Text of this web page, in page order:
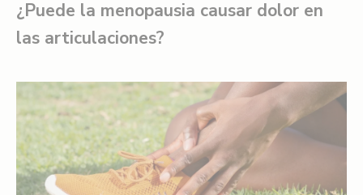
¿Puede la menopausia causar dolor en
las articulaciones?